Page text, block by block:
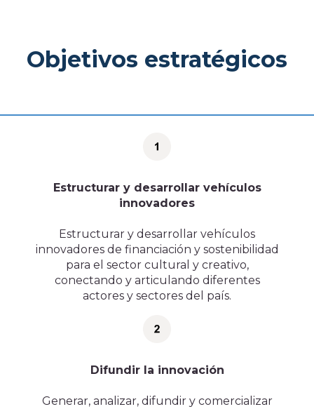
Ventana, el blog de CoCrea
Objetivos estratégicos
Estructurar y desarrollar vehículos
innovadores
Estructurar y desarrollar vehículos
innovadores de financiación y sostenibilidad
para el sector cultural y creativo,
conectando y articulando diferentes
actores y sectores del país.
Difundir la innovación
Generar, analizar, difundir y comercializar